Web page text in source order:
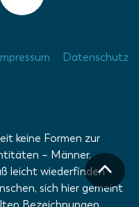
Datenschutz
keine Formen zur
– Männer,
leicht wiederfinden
sich hier gemeint